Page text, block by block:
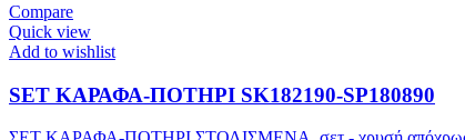
Compare
Quick view
Add to wishlist
SET ΚΑΡΑΦΑ-ΠΟΤΗΡΙ SK182190-SP180890